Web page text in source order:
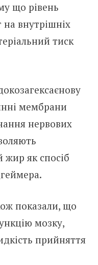
що рівень
на внутрішніх
тиск
мембрани
нервових
жир як спосіб
показали, що
мозку,
прийняття